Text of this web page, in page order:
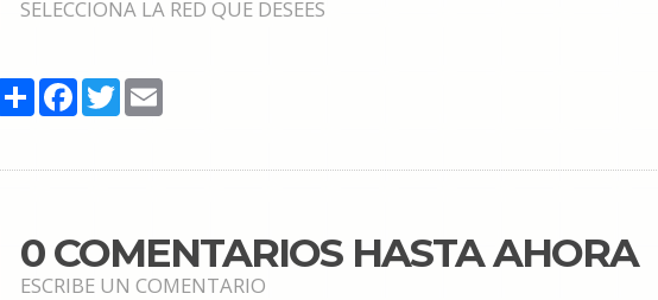
SELECCIONA LA RED QUE DESEES
ShareFacebook
TwitterEmail
0 COMENTARIOS HASTA AHORA
ESCRIBE UN COMENTARIO